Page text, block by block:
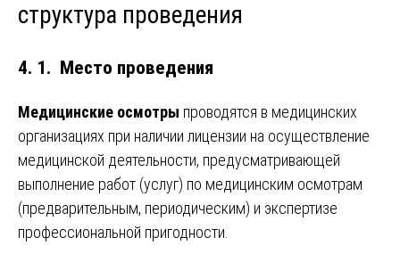
структура проведения
4. 1. Место проведения
Медицинские осмотры проводятся в медицинских
организациях при наличии лицензии на осуществление
медицинской деятельности, предусматривающей
выполнение работ (услуг) по медицинским осмотрам
(предварительным, периодическим) и экспертизе
профессиональной пригодности.